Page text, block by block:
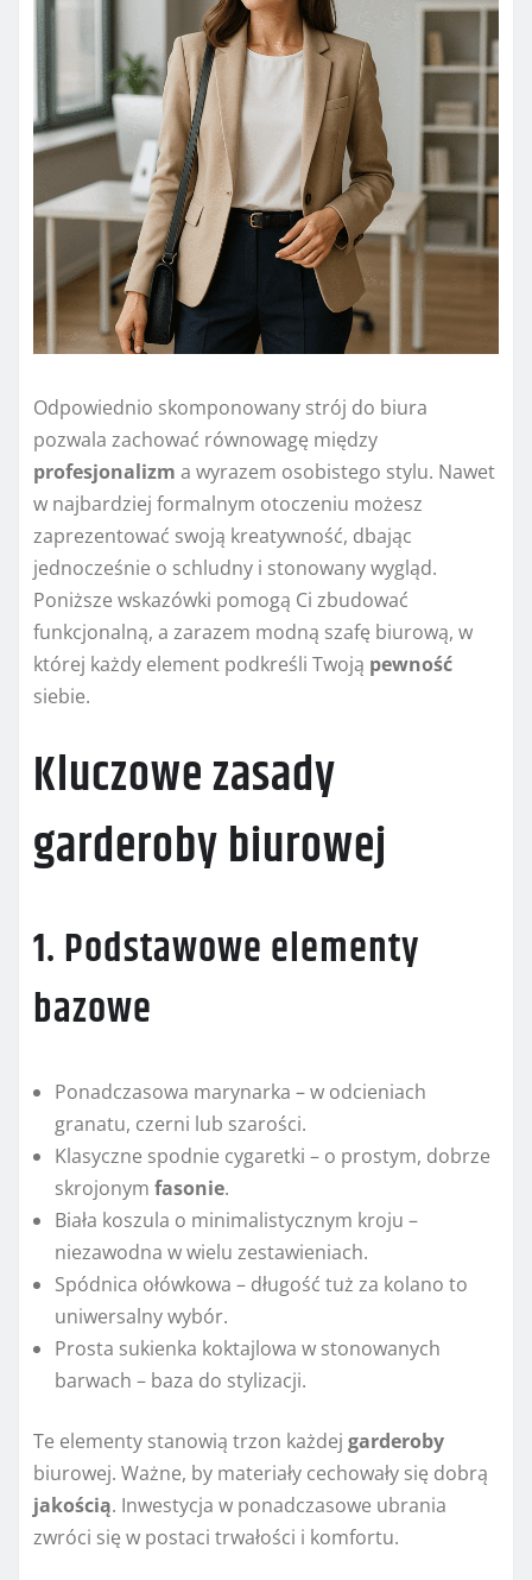
Odpowiednio skomponowany strój do biura
pozwala zachować równowagę między
profesjonalizm a wyrazem osobistego stylu. Nawet
w najbardziej formalnym otoczeniu możesz
zaprezentować swoją kreatywność, dbając
jednocześnie o schludny i stonowany wygląd.
Poniższe wskazówki pomogą Ci zbudować
funkcjonalną, a zarazem modną szafę biurową, w
której każdy element podkreśli Twoją pewność
siebie.
Kluczowe zasady
garderoby biurowej
1. Podstawowe elementy
bazowe
Ponadczasowa marynarka – w odcieniach
granatu, czerni lub szarości.
Klasyczne spodnie cygaretki – o prostym, dobrze
skrojonym fasonie.
Biała koszula o minimalistycznym kroju –
niezawodna w wielu zestawieniach.
Spódnica ołówkowa – długość tuż za kolano to
uniwersalny wybór.
Prosta sukienka koktajlowa w stonowanych
barwach – baza do stylizacji.
Te elementy stanowią trzon każdej garderoby
biurowej. Ważne, by materiały cechowały się dobrą
jakością. Inwestycja w ponadczasowe ubrania
zwróci się w postaci trwałości i komfortu.